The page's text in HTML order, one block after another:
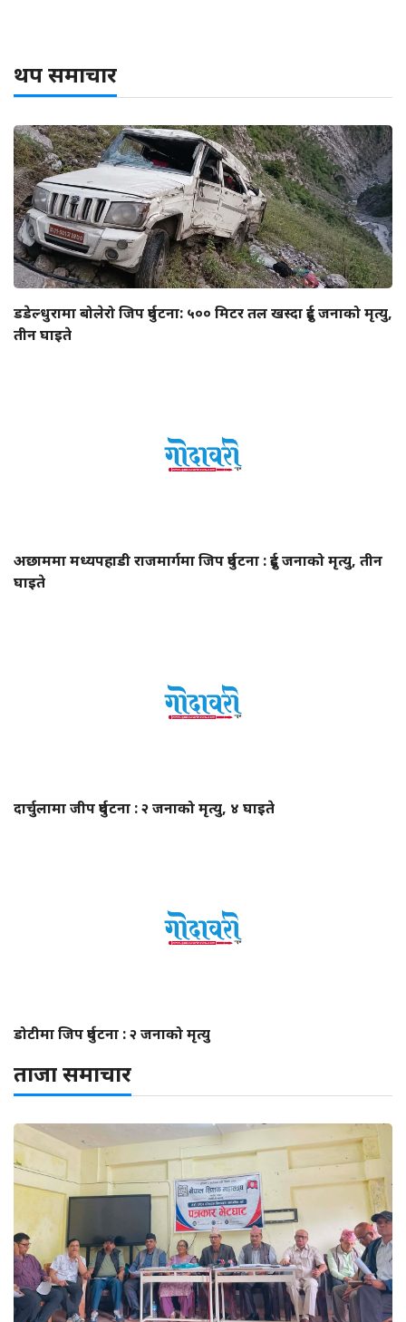
थप समाचार
डडेल्धुरामा बोलेरो जिप दुर्घटना: ५०० मिटर तल खस्दा दुई जनाको मृत्यु,
तीन घाइते
अछाममा मध्यपहाडी राजमार्गमा जिप दुर्घटना : दुई जनाको मृत्यु, तीन
घाइते
दार्चुलामा जीप दुर्घटना : २ जनाको मृत्यु, ४ घाइते
डोटीमा जिप दुर्घटना : २ जनाको मृत्यु
ताजा समाचार